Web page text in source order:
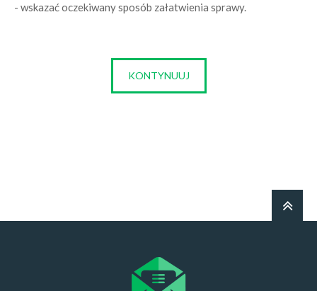
- wskazać oczekiwany sposób załatwienia sprawy.
KONTYNUUJ